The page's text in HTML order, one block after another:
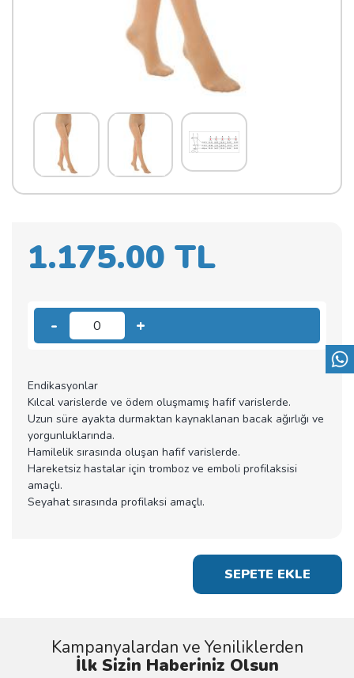
1.175.00 TL
- 0 +
Endikasyonlar
Kılcal varislerde ve ödem oluşmamış hafif varislerde.
Uzun süre ayakta durmaktan kaynaklanan bacak ağırlığı ve
yorgunluklarında.
Hamilelik sırasında oluşan hafif varislerde.
Hareketsiz hastalar için tromboz ve emboli profilaksisi
amaçlı.
Seyahat sırasında profilaksi amaçlı.
SEPETE EKLE
Kampanyalardan ve Yeniliklerden
İlk Sizin Haberiniz Olsun